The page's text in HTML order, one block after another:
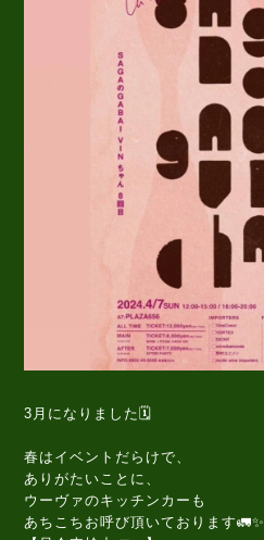
3月になりました🗓️
春はイベントだらけで、
ありがたいことに、
ウーヴァのキッチンカーも
あちこちお呼び頂いております🚛✨